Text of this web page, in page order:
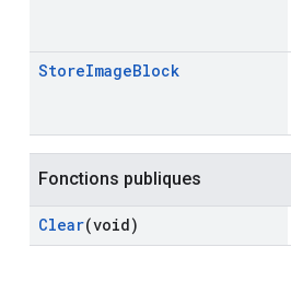
StoreImageBlock
Fonctions publiques
Clear(void)